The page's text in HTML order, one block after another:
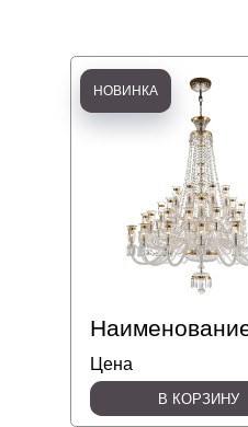
Наименование
В КОРЗИНУ
НОВИНКА